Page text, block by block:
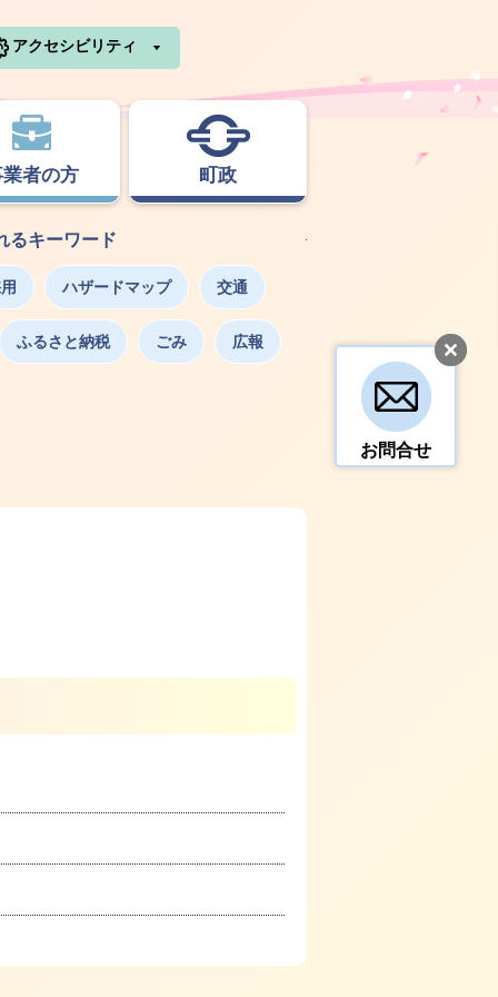
アクセシビリティ
者の方 町政
るキーワード
ハザードマップ 交通
ふるさと納税 ごみ 広報
お問合せ